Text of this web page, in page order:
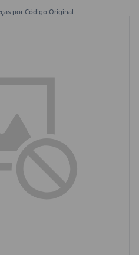
por Código Original